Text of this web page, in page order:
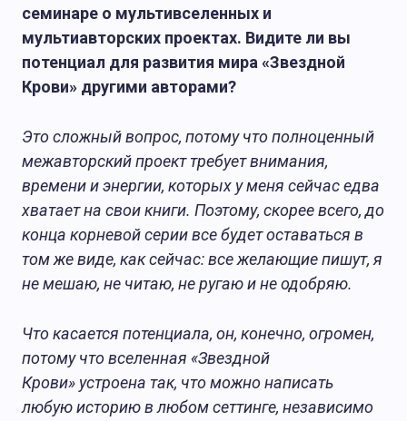
семинаре о мультивселенных и
мультиавторских проектах. Видите ли вы
потенциал для развития мира «Звездной
Крови» другими авторами?
Это сложный вопрос, потому что полноценный
межавторский проект требует внимания,
времени и энергии, которых у меня сейчас едва
хватает на свои книги. Поэтому, скорее всего, до
конца корневой серии все будет оставаться в
том же виде, как сейчас: все желающие пишут, я
не мешаю, не читаю, не ругаю и не одобряю.
Что касается потенциала, он, конечно, огромен,
потому что вселенная «Звездной
Крови» устроена так, что можно написать
любую историю в любом сеттинге, независимо